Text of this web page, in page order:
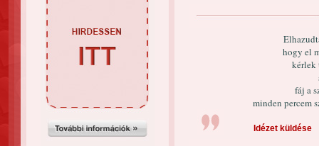
hogy el
kérlek
fáj a
minden percem
Idézet küldése